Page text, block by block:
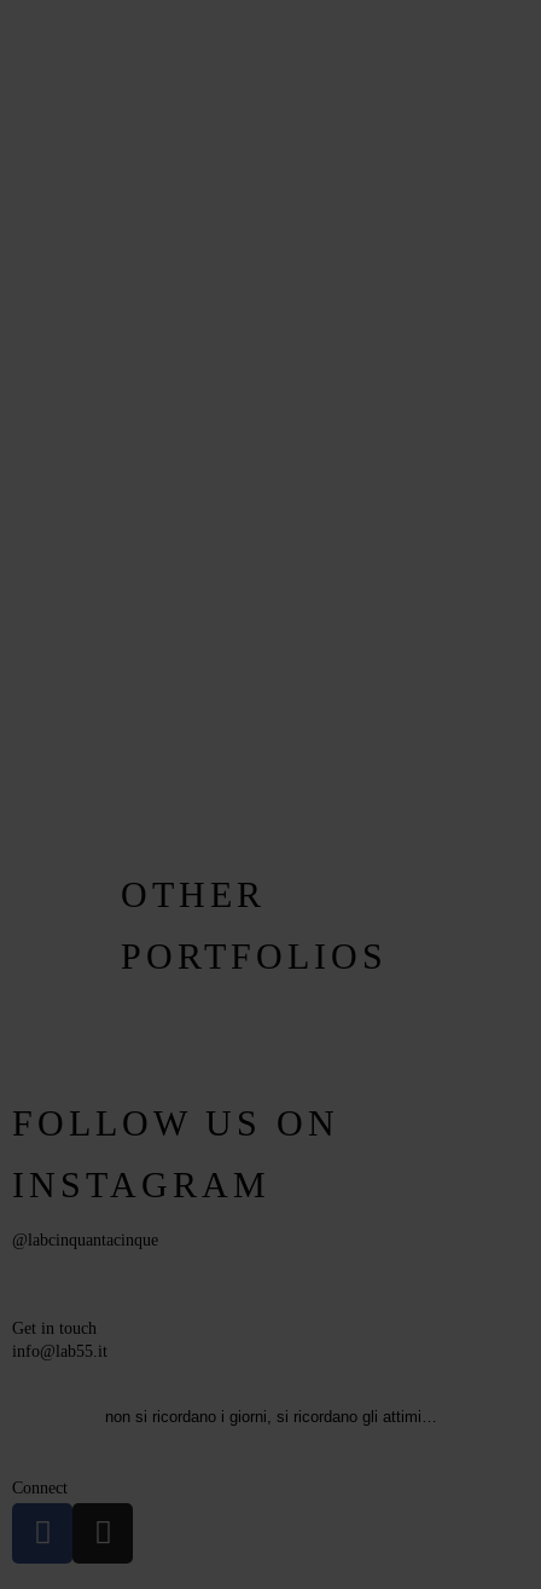
OTHER
PORTFOLIOS
FOLLOW US ON
INSTAGRAM
@labcinquantacinque
Get in touch
info@lab55.it
non si ricordano i giorni, si ricordano gli attimi…
Connect